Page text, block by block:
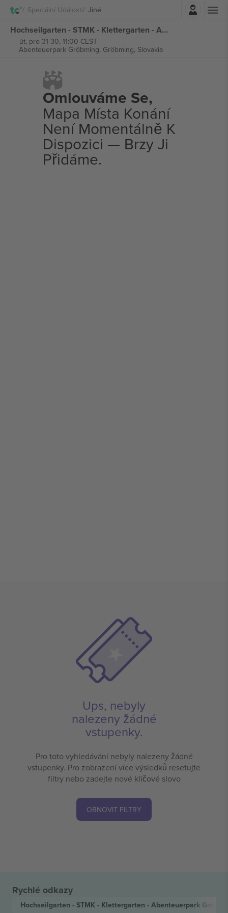
Speciální Události Jiné
Hochseilgarten - STMK - Klettergarten - Abenteuerpark Gröbming vstupenek
út, pro 31 30, 11:00 CEST
Abenteuerpark Gröbming, Gröbming, Slovakia
Omlouváme Se,
Mapa Místa Konání
Není Momentálně K
Dispozici — Brzy Ji
Přidáme.
Ups, nebyly
nalezeny žádné
vstupenky.
Pro toto vyhledávání nebyly nalezeny žádné
vstupenky. Pro zobrazení více výsledků resetujte
filtry nebo zadejte nové klíčové slovo
OBNOVIT FILTRY
Rychlé odkazy
Hochseilgarten - STMK - Klettergarten - Abenteuerpark